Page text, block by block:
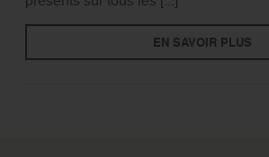
EN SAVOIR PLUS